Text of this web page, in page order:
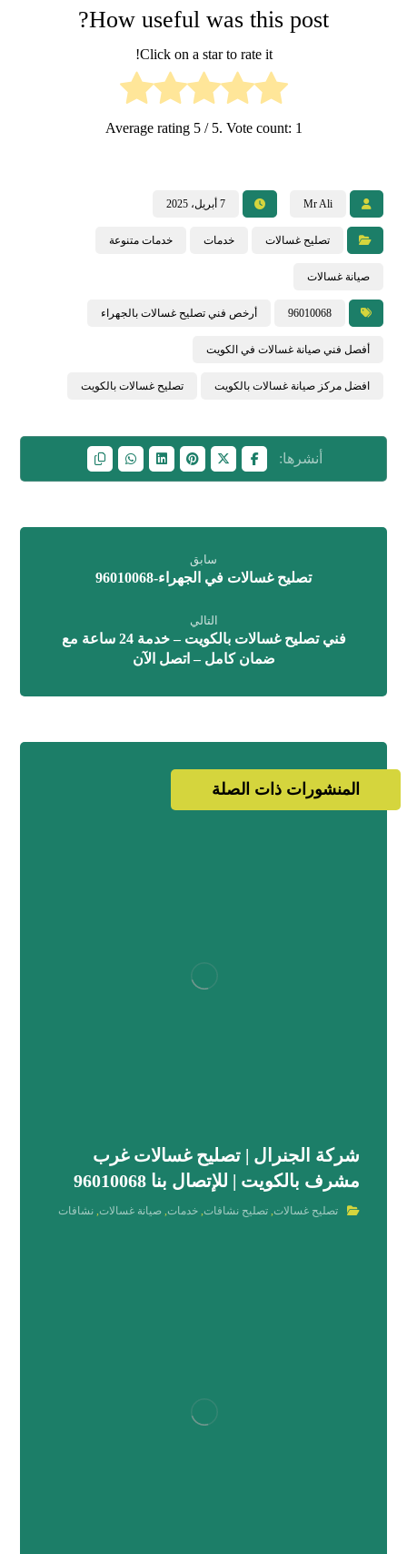
How useful was this post?
Click on a star to rate it!
Average rating 5/ 5. Vote count: 1
Mr Ali 7 أبريل، 2025
تصليح غسالات خدمات خدمات متنوعة
صيانة غسالات
96010068 أرخص فني تصليح غسالات بالجهراء
أفصل فني صيانة غسالات في الكويت
افضل مركز صيانة غسالات بالكويت تصليح غسالات بالكويت
سابق
تصليح غسالات في الجهراء-96010068
التالي
فني تصليح غسالات بالكويت – خدمة 24 ساعة مع
ضمان كامل – اتصل الآن
المنشورات ذات الصلة
شركة الجنرال | تصليح غسالات غرب
مشرف بالكويت | للإتصال بنا 96010068
تصليح غسالات ,تصليح نشافات ,خدمات ,صيانة غسالات ,نشافات